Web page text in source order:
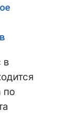
в
по